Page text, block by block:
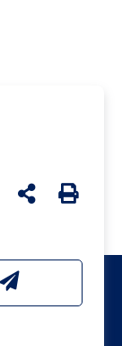
udostępnij na
Generuj